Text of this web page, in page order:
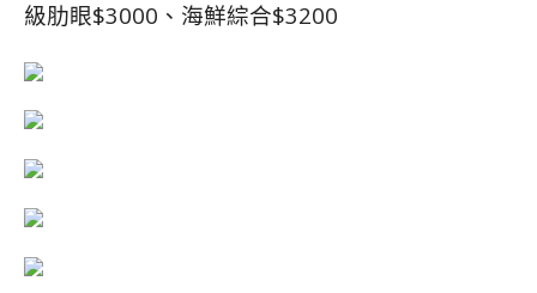
級肋眼$3000、海鮮綜合$3200